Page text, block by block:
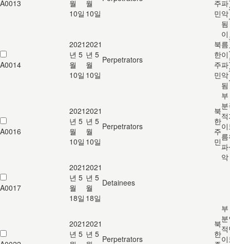
A0013
월
10일
월
10일
주
민
파
악
됨
A0014
2021
년 5
월
10일
2021
년 5
월
10일
Perpetrators
북
한
주
민
이
름
이
파
악
됨
A0016
2021
년 5
월
10일
2021
년 5
월
10일
Perpetrators
북
한
주
민
부
분
적
이
름
파
악
A0017
2021
년 5
월
18일
2021
년 5
월
18일
Detainees
2021
년 5
2021
년 5 Perpetrators
북
한
부
분
적
이